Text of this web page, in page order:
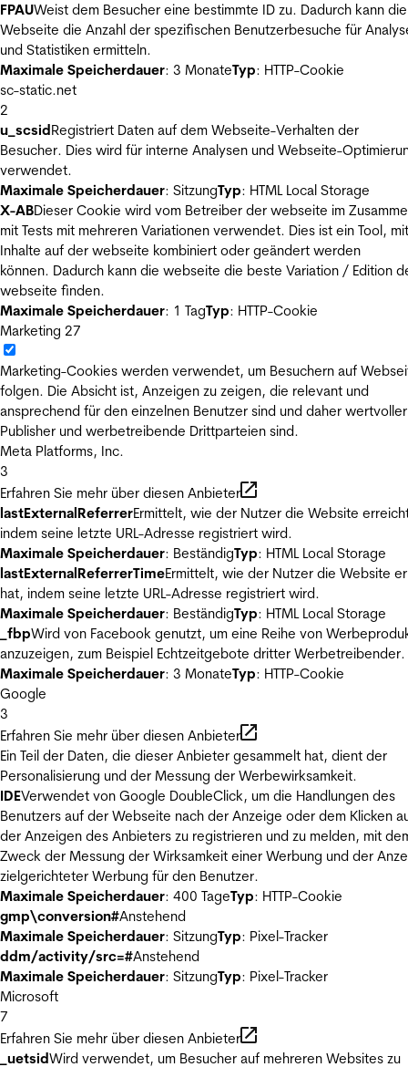
FPAUWeist dem Besucher eine bestimmte ID zu. Dadurch kann die
Webseite die Anzahl der spezifischen Benutzerbesuche für
und Statistiken ermitteln.
Maximale Speicherdauer: 3 MonateTyp: HTTP-Cookie
sc-static.net
2
u_scsidRegistriert Daten auf dem Webseite-Verhalten der
Besucher. Dies wird für interne Analysen und Webseite-
verwendet.
Maximale Speicherdauer: SitzungTyp: HTML Local Storage
X-ABDieser Cookie wird vom Betreiber der webseite im
mit Tests mit mehreren Variationen verwendet. Dies ist ein Tool,
Inhalte auf der webseite kombiniert oder geändert werden
können. Dadurch kann die webseite die beste Variation / Edition
webseite finden.
Maximale Speicherdauer: 1 TagTyp: HTTP-Cookie
Marketing 27
Marketing-Cookies werden verwendet, um Besuchern auf
folgen. Die Absicht ist, Anzeigen zu zeigen, die relevant und
ansprechend für den einzelnen Benutzer sind und daher
Publisher und werbetreibende Drittparteien sind.
Meta Platforms, Inc.
3
Erfahren Sie mehr über diesen Anbieter
lastExternalReferrerErmittelt, wie der Nutzer die Website
indem seine letzte URL-Adresse registriert wird.
Maximale Speicherdauer: BeständigTyp: HTML Local Storage
lastExternalReferrerTimeErmittelt, wie der Nutzer die Website
hat, indem seine letzte URL-Adresse registriert wird.
Maximale Speicherdauer: BeständigTyp: HTML Local Storage
_fbpWird von Facebook genutzt, um eine Reihe von
anzuzeigen, zum Beispiel Echtzeitgebote dritter Werbetreibender.
Maximale Speicherdauer: 3 MonateTyp: HTTP-Cookie
Google
3
Erfahren Sie mehr über diesen Anbieter
Ein Teil der Daten, die dieser Anbieter gesammelt hat, dient der
Personalisierung und der Messung der Werbewirksamkeit.
IDEVerwendet von Google DoubleClick, um die Handlungen des
Benutzers auf der Webseite nach der Anzeige oder dem Klicken
der Anzeigen des Anbieters zu registrieren und zu melden, mit
Zweck der Messung der Wirksamkeit einer Werbung und der
zielgerichteter Werbung für den Benutzer.
Maximale Speicherdauer: 400 TageTyp: HTTP-Cookie
gmp\conversion#Anstehend
Maximale Speicherdauer: SitzungTyp: Pixel-Tracker
ddm/activity/src=#Anstehend
Maximale Speicherdauer: SitzungTyp: Pixel-Tracker
Microsoft
7
Erfahren Sie mehr über diesen Anbieter
_uetsidWird verwendet, um Besucher auf mehreren Websites zu